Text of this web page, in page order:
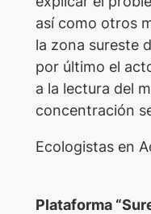
así como otros
la zona sureste
por último el
a la lectura del
concentración
Ecologistas en
Plataforma